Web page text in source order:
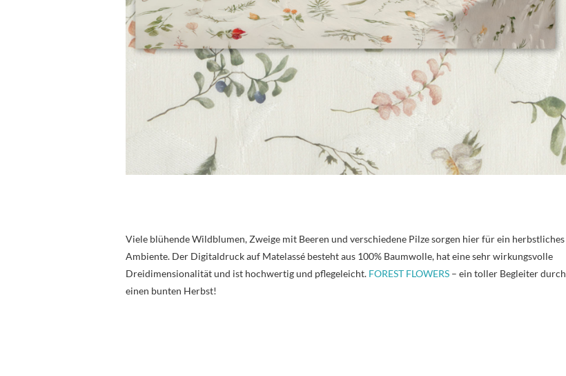
Viele blühende Wildblumen, Zweige mit Beeren und verschiedene Pilze sorgen hier für ein herbstliches
Ambiente. Der Digitaldruck auf Matelassé besteht aus 100% Baumwolle, hat eine sehr wirkungsvolle
Dreidimensionalität und ist hochwertig und pflegeleicht. FOREST FLOWERS – ein toller Begleiter durch
einen bunten Herbst!